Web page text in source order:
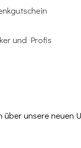
und Profis
unsere